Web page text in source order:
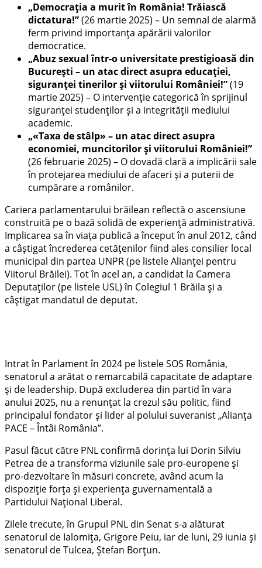
„Democrația a murit în România! Trăiască
dictatura!”(26 martie 2025) – Un semnal de alarmă
ferm privind importanța apărării valorilor
democratice.
„Abuz sexual într-o universitate prestigioasă din
București – un atac direct asupra educației,
siguranței tinerilor și viitorului României!”(19
martie 2025) – O intervenție categorică în sprijinul
siguranței studenților și a integrității mediului
academic.
„«Taxa de stâlp» – un atac direct asupra
economiei, muncitorilor și viitorului României!”
(26 februarie 2025) – O dovadă clară a implicării sale
în protejarea mediului de afaceri și a puterii de
cumpărare a românilor.
Cariera parlamentarului brăilean reflectă o ascensiune
construită pe o bază solidă de experiență administrativă.
Implicarea sa în viața publică a început în anul 2012, când
a câștigat încrederea cetățenilor fiind ales consilier local
municipal din partea UNPR (pe listele Alianței pentru
Viitorul Brăilei). Tot în acel an, a candidat la Camera
Deputaților (pe listele USL) în Colegiul 1 Brăila și a
câștigat mandatul de deputat.
Intrat în Parlament în 2024 pe listele SOS România,
senatorul a arătat o remarcabilă capacitate de adaptare
și de leadership. După excluderea din partid în vara
anului 2025, nu a renunțat la crezul său politic, fiind
principalul fondator și lider al polului suveranist „Alianţa
PACE – Întâi România”.
Pasul făcut către PNL confirmă dorința lui Dorin Silviu
Petrea de a transforma viziunile sale pro-europene și
pro-dezvoltare în măsuri concrete, având acum la
dispoziție forța și experiența guvernamentală a
Partidului Național Liberal.
Zilele trecute, în Grupul PNL din Senat s-a alăturat
senatorul de Ialomița, Grigore Peiu, iar de luni, 29 iunia și
senatorul de Tulcea, Ștefan Borțun.